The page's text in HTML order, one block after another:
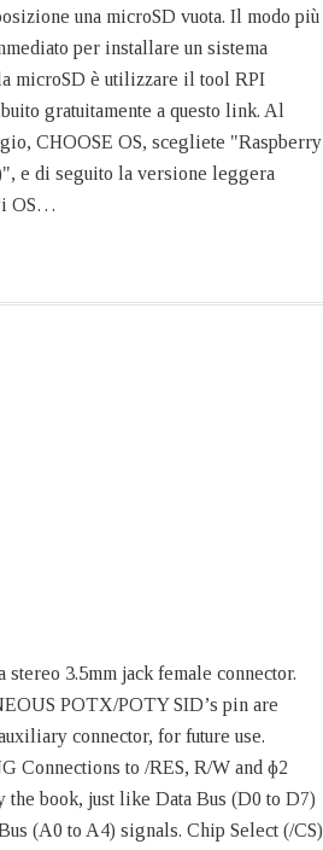
una microSD vuota. Il modo più
per installare un sistema
microSD è utilizzare il tool RPI
gratuitamente a questo link. Al
CHOOSE OS, scegliete "Raspberry
e di seguito la versione leggera
OS…
stereo 3.5mm jack female connector.
POTX/POTY SID’s pin are
connector, for future use.
Connections to /RES, R/W and ɸ2
the book, just like Data Bus (D0 to D7)
(A0 to A4) signals. Chip Select (/CS)